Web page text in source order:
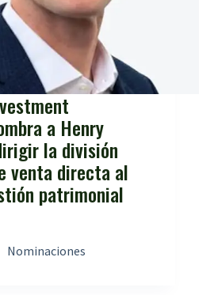
a Henry
la división
venta directa al
patrimonial
Nominaciones